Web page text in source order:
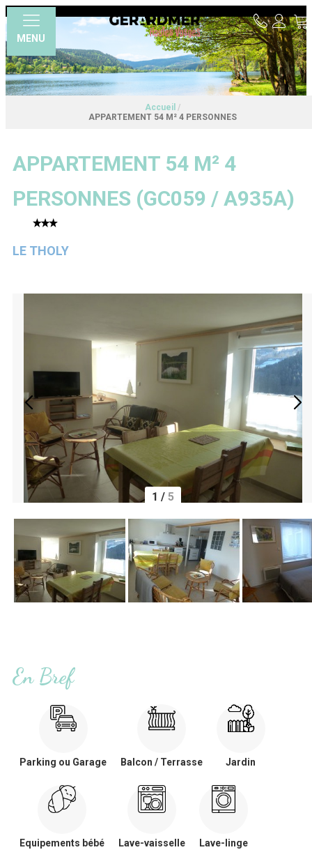
MENU
Accueil /
APPARTEMENT 54 M² 4 PERSONNES
APPARTEMENT 54 M² 4
PERSONNES (GC059 / A935A)
LE THOLY
1 / 5
En Bref
Parking ou Garage Balcon / Terrasse Jardin
Equipements bébé Lave-vaisselle Lave-linge